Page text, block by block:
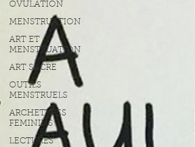
OVULATION
MENSTRUATION
ART ET
MENSTRUATION
ART SACRE
OUTILS
MENSTRUELS
ARCHETYPES
FEMININS
LECTURES